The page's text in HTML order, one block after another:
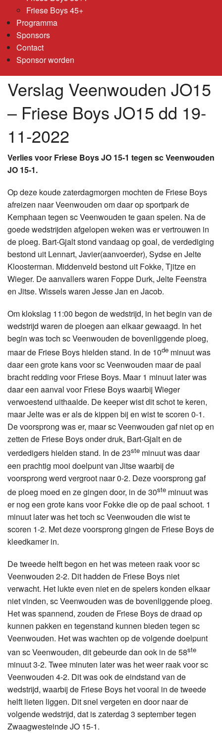
Friese Boys 45+
Programma
Sponsors
Contact
Sponsor worden
Verslag Veenwouden JO15
– Friese Boys JO15 dd 19-
11-2022
Verlies voor Friese Boys JO 15-1 tegen sc Veenwouden
JO 15-1.
Op deze koude zaterdagmorgen mochten de Friese Boys
afreizen naar Veenwouden om daar op sportpark de
Kemphaan tegen sc Veenwouden te gaan spelen. Na de
goede wedstrijden afgelopen weken was er vertrouwen in
de ploeg. Bart-Gjalt stond vandaag op goal, de verdediging
bestond uit Lennart, Javier(aanvoerder), Sydse en Jelte
Kloosterman. Middenveld bestond uit Fokke, Tjitze en
Wieger. De aanvallers waren Foppe Durk, Jelte Feenstra
en Jitse. Wissels waren Jesse Jan en Jacob.
Om klokslag 11:00 begon de wedstrijd, in het begin van de
wedstrijd waren de ploegen aan elkaar gewaagd. In het
begin was toch sc Veenwouden de bovenliggende ploeg,
maar de Friese Boys hielden stand. In de 10de minuut was
daar een grote kans voor sc Veenwouden maar de paal
bracht redding voor Friese Boys. Maar 1 minuut later was
daar een aanval voor Friese Boys waarbij Wieger
verwoestend uithaalde. De keeper wist dit schot te keren,
maar Jelte was er als de kippen bij en wist te scoren 0-1.
De voorsprong was er, maar sc Veenwouden gaf niet op en
zetten de Friese Boys onder druk, Bart-Gjalt en de
verdedigers hielden stand. In de 23ste minuut was daar
een prachtig mooi doelpunt van Jitse waarbij de
voorsprong werd vergroot naar 0-2. Deze voorsprong gaf
de ploeg moed en ze gingen door, in de 30ste minuut was
er nog een grote kans voor Fokke die op de paal schoot. 1
minuut later was het toch sc Veenwouden die wist te
scoren 1-2. Met deze voorsprong gingen de Friese Boys de
kleedkamer in.
De tweede helft begon en het was meteen raak voor sc
Veenwouden 2-2. Dit hadden de Friese Boys niet
verwacht. Het lukte even niet en de spelers konden elkaar
niet vinden, sc Veenwouden was de bovenliggende ploeg.
Het was spannend, zouden de Friese Boys de draad op
kunnen pakken en tegenstand kunnen bieden tegen sc
Veenwouden. Het was wachten op de volgende doelpunt
van sc Veenwouden, dit gebeurde dan ook in de 58ste
minuut 3-2. Twee minuten later was het weer raak voor sc
Veenwouden 4-2. Dit was ook de eindstand van de
wedstrijd, waarbij de Friese Boys het vooral in de tweede
helft lieten liggen. Dit snel vergeten en door naar de
volgende wedstrijd, dat is zaterdag 3 september tegen
Zwaagwesteinde JO 15-1.